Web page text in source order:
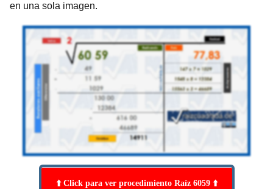
en una sola imagen.
⬆️ Click para ver procedimiento Raíz 6059 ⬆️